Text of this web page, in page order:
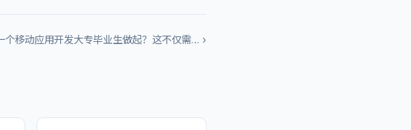
个移动应用开发大专毕业生做起？这不仅需… ›